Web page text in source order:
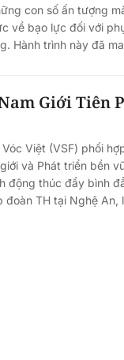
con số ấn tượng
về bạo lực đối với
Hành trình này đã
Giới Tiên
Việt (VSF) phối
và Phát triển bền
động thúc đẩy bình
TH tại Nghệ An,